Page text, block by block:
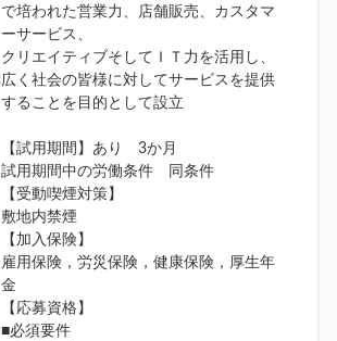
で培われた営業力、店舗販売、カスタマ
ーサービス、
クリエイティブそしてＩＴ力を活用し、
広く社会の皆様に対してサービスを提供
することを目的として設立
【試用期間】あり 3か月
試用期間中の労働条件 同条件
【受動喫煙対策】
敷地内禁煙
【加入保険】
雇用保険，労災保険，健康保険，厚生年
金
【応募資格】
■必須要件